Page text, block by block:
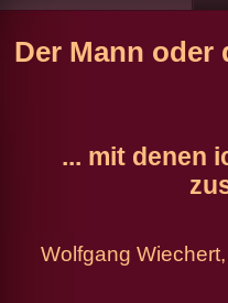
Der Mann oder
... mit denen
Wolfgang